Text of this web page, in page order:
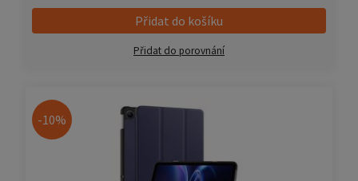
Přidat do košíku
Přidat do porovnání
-10%